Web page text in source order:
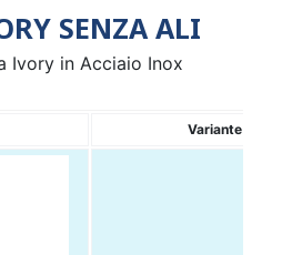
SENZA ALI
Ivory in Acciaio Inox
Variante